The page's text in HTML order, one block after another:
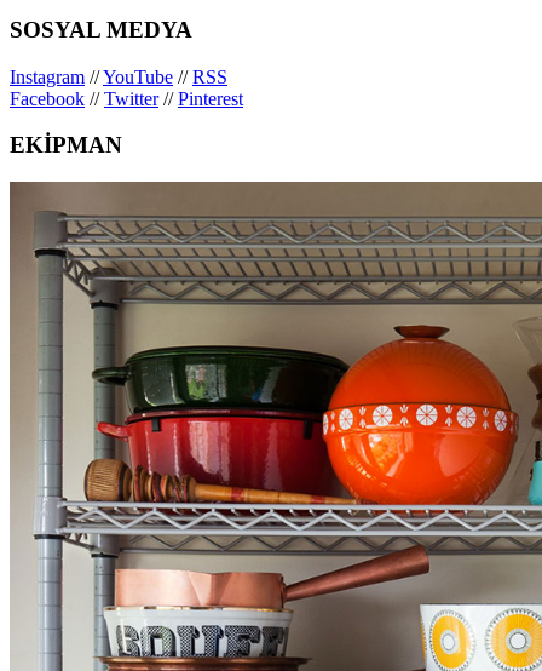
SOSYAL MEDYA
Instagram //YouTube //RSS
Facebook //Twitter//Pinterest
EKİPMAN